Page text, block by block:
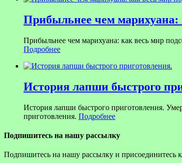
Прибыльнее чем марихуана:
Прибыльнее чем марихуана: как весь мир
Подробнее
История лапши быстрого
История лапши быстрого приготовления.
приготовления. Подробнее
Подпишитесь на нашу рассылку
Подпишитесь на нашу рассылку и присоединитесь